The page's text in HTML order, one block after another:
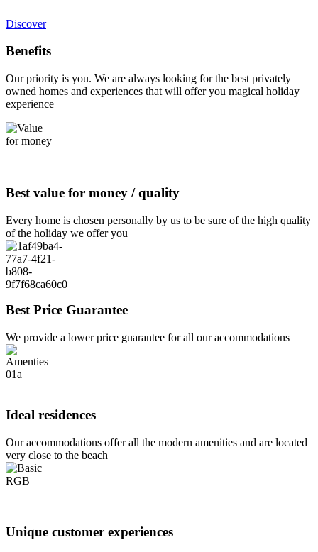
Discover
Benefits
Our priority is you. We are always looking for the best privately
owned homes and experiences that will offer you magical holiday
experience
Best value for money / quality
Every home is chosen personally by us to be sure of the high quality
of the holiday we offer you
Best Price Guarantee
We provide a lower price guarantee for all our accommodations
Ideal residences
Our accommodations offer all the modern amenities and are located
very close to the beach
Unique customer experiences